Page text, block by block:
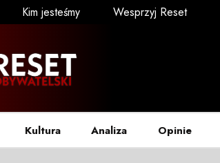
Kim jesteśmy Wesprzyj Reset
Kultura Analiza Opinie